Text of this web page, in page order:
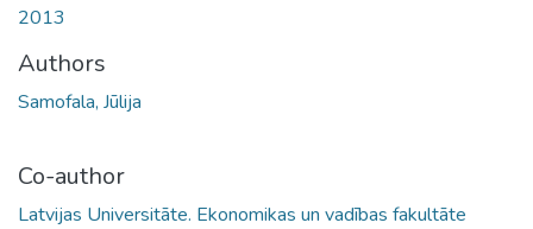
2013
Authors
Samofala, Jūlija
Co-author
Latvijas Universitāte. Ekonomikas un vadības fakultāte